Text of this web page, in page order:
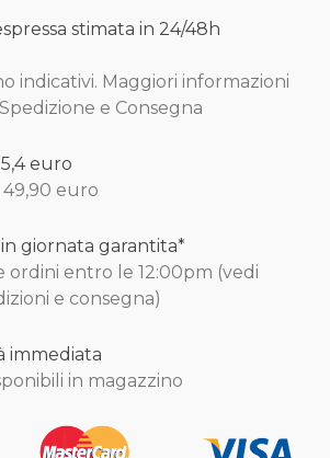
stimata in 24/48h
indicativi. Maggiori informazioni
e Consegna
euro
euro
giornata garantita*
ordini entro le 12:00pm (vedi
e consegna)
immediata
in magazzino